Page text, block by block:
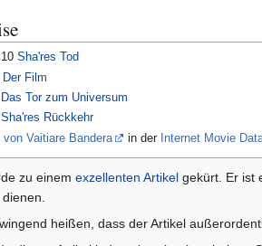
Sha'res Tod
Film
Das Tor zum Universum
Sha'res Rückkehr
von Vaitiare Bandera in der Internet Movie
zu einem exzellenten Artikel gekürt. Er ist
heißen, dass der Artikel